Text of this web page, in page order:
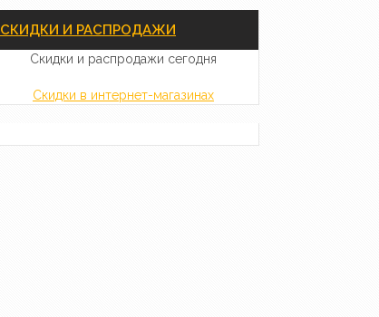
СКИДКИ И РАСПРОДАЖИ
Скидки и распродажи сегодня
Скидки в интернет-магазинах